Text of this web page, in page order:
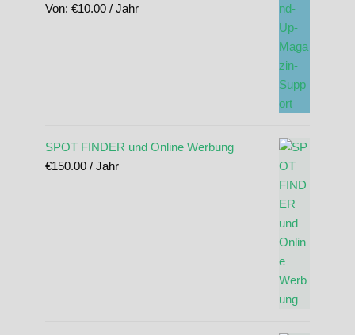
Von: €10.00 / Jahr
SPOT FINDER und Online Werbung
€150.00 / Jahr